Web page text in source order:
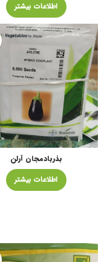
اطلاعات بیشتر
بذربادمجان آرلن
اطلاعات بیشتر